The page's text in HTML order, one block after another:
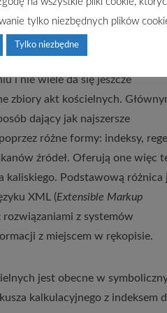
trzeba tutaj trzy projekty:
the Diocesan Courts of the
i nie wiele da się jeszcze
zbiory akt kościelnych.
dający jak najszersze
różne formy: indeksy,
źródeł. Oferują one więc
kaliskiego. Podstawową różnica
XML (Extensible Markup
z systemów
z miejscem w rękopisie.
jest obecne w
kalkulacyjnego z indeksem
tylko niezbędnych plików
Tylko niezbędne